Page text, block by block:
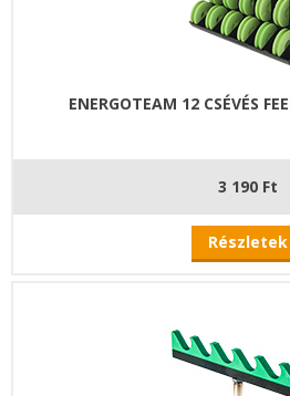
ENERGOTEAM 12 CSÉVÉS
3 190 Ft
Részletek